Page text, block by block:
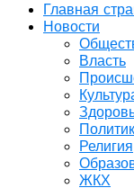
Главная
Новости
Власть
Религия
ЖКХ